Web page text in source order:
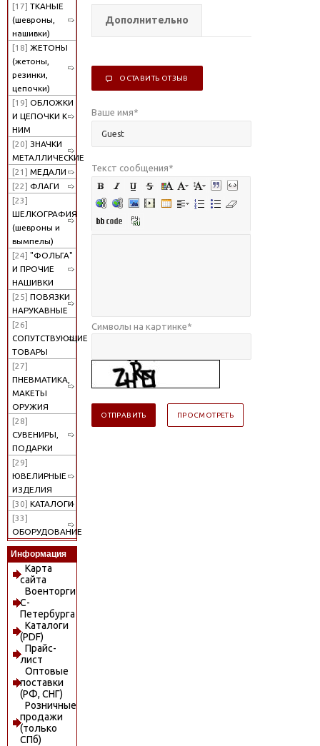
[17] ТКАНЫЕ
(шевроны,
нашивки)
[18] ЖЕТОНЫ
(жетоны,
резинки,
цепочки)
[19] ОБЛОЖКИ
И ЦЕПОЧКИ К
НИМ
[20] ЗНАЧКИ
МЕТАЛЛИЧЕСКИЕ
[21] МЕДАЛИ
[22] ФЛАГИ
[23]
ШЕЛКОГРАФИЯ
(шевроны и
вымпелы)
[24] "ФОЛЬГА"
И ПРОЧИЕ
НАШИВКИ
[25] ПОВЯЗКИ
НАРУКАВНЫЕ
[26]
СОПУТСТВУЮЩИЕ
ТОВАРЫ
[27]
ПНЕВМАТИКА,
МАКЕТЫ
ОРУЖИЯ
[28]
СУВЕНИРЫ,
ПОДАРКИ
[29]
ЮВЕЛИРНЫЕ
ИЗДЕЛИЯ
[30] КАТАЛОГИ
[33]
ОБОРУДОВАНИЕ
Информация
Карта
сайта
Военторги
С-
Петербурга
Каталоги
(PDF)
Прайс-
лист
Оптовые
поставки
(РФ, СНГ)
Розничные
продажи
(только
СПб)
Дополнительно
ОСТАВИТЬ ОТЗЫВ
Ваше имя*
Текст сообщения*
Символы на картинке*